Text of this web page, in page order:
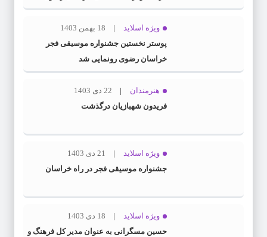
ویژه اسلاید
18 بهمن 1403
پوستر نخستین جشنواره موسیقی فجر
خراسان رضوی رونمایی شد
هنرمندان
22 دی 1403
فریدون شهبازیان درگذشت
ویژه اسلاید
21 دی 1403
جشنواره موسیقی فجر در راه خراسان
ویژه اسلاید
18 دی 1403
حسین مسگرانی به عنوان مدیر کل فرهنگ و